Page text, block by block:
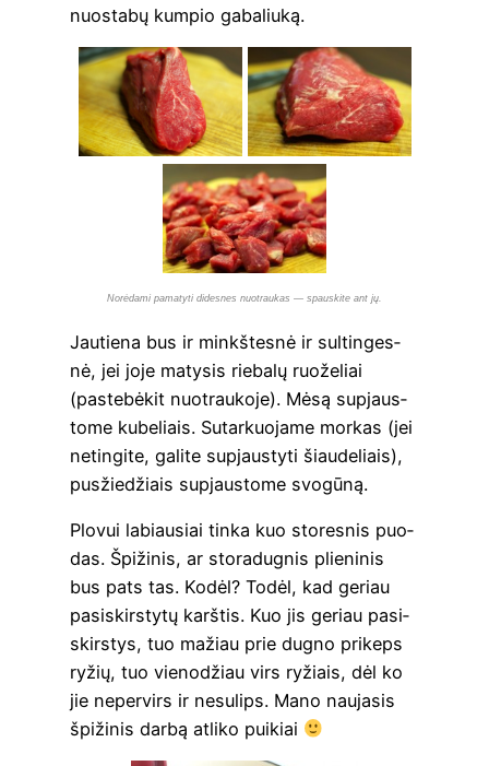
nuo­sta­bų kum­pio gabaliuką.
Norė­dami pama­tyti dides­nes nuo­trau­kas — spau­s­ki­te ant jų.
Jau­tie­na bus ir minkš­tes­nė ir sul­tin­ges­
nė, jei joje maty­sis rie­ba­lų ruo­že­liai
(paste­bė­kit nuo­trau­ko­je). Mėsą supjaus­
to­me kube­liais. Sutar­kuo­ja­me mor­kas (jei
netin­gi­te, gali­te supjaus­ty­ti šiau­de­liais),
pus­žie­džiais supjaus­to­me svogūną.
Plo­vui labiau­siai tin­ka kuo sto­res­nis puo­
das. Špi­ži­nis, ar sto­ra­dug­nis plie­ni­nis
bus pats tas. Kodėl? Todėl, kad geriau
pasi­skirs­ty­tų karš­tis. Kuo jis geriau pasi­
skirs­tys, tuo mažiau prie dug­no pri­keps
ryžių, tuo vie­no­džiau virs ryžiais, dėl ko
jie neper­virs ir nesu­lips. Mano nau­ja­sis
špi­ži­nis dar­bą atli­ko puikiai